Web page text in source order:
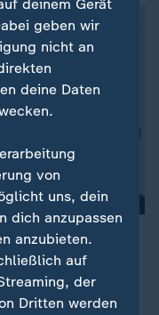
sucht nach neuen
will er eine der
zurück - man
deinem Gerät
geben wir
nicht an
deine Daten
von
uns, dein
dich anzupassen
anzubieten.
auf
der
Dritten werden